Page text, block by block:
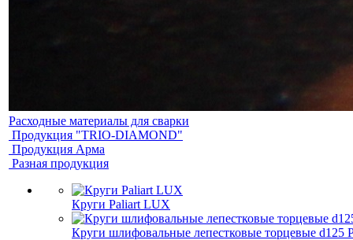
Расходные материалы для сварки
Продукция "TRIO-DIAMOND"
Продукция Арма
Разная продукция
Круги Paliart LUX
Круги шлифовальные лепестковые торцевые d125